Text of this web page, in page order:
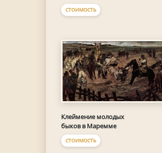
СТОИМОСТЬ
Клеймение молодых
быков в Маремме
СТОИМОСТЬ